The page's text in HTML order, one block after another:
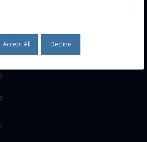
Accept All Decline